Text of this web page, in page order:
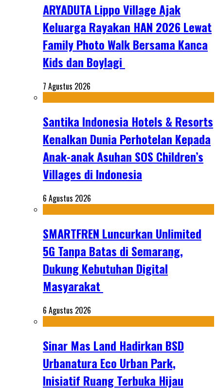
ARYADUTA Lippo Village Ajak
Keluarga Rayakan HAN 2026 Lewat
Family Photo Walk Bersama Kanca
Kids dan Boylagi
7 Agustus 2026
Santika Indonesia Hotels & Resorts
Kenalkan Dunia Perhotelan Kepada
Anak-anak Asuhan SOS Children’s
Villages di Indonesia
6 Agustus 2026
SMARTFREN Luncurkan Unlimited
5G Tanpa Batas di Semarang,
Dukung Kebutuhan Digital
Masyarakat
6 Agustus 2026
Sinar Mas Land Hadirkan BSD
Urbanatura Eco Urban Park,
Inisiatif Ruang Terbuka Hijau